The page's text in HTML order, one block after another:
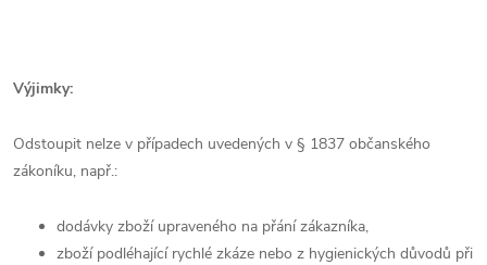
Výjimky:
Odstoupit nelze v případech uvedených v § 1837 občanského
zákoníku, např.:
dodávky zboží upraveného na přání zákazníka,
zboží podléhající rychlé zkáze nebo z hygienických důvodů při